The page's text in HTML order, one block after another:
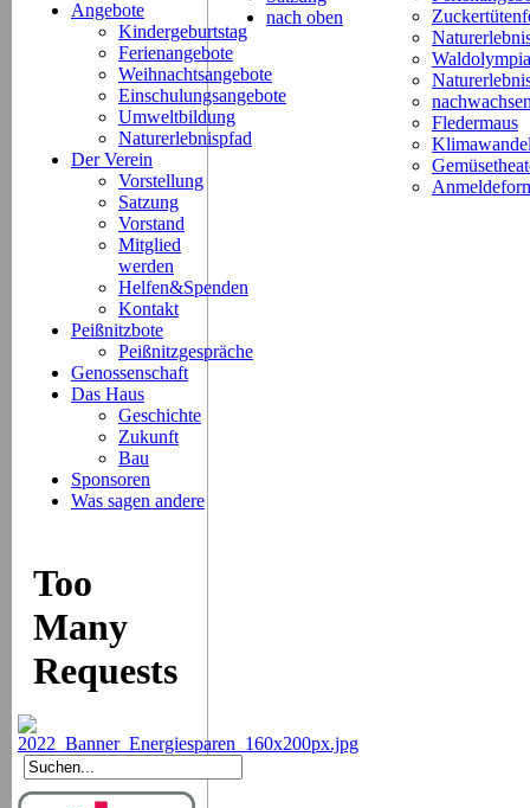
Fledermaus
Angebote
Kindergeburtstag
Ferienangebote
Weihnachtsangebote
Einschulungsangebote
Umweltbildung
Naturerlebnispfad
Der Verein
Vorstellung
Satzung
Vorstand
Mitglied
werden
Helfen&Spenden
Kontakt
Peißnitzbote
Peißnitzgespräche
Genossenschaft
Das Haus
Geschichte
Zukunft
Bau
Sponsoren
Was sagen andere
nach oben